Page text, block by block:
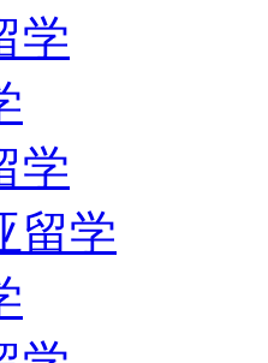
学
学
留学